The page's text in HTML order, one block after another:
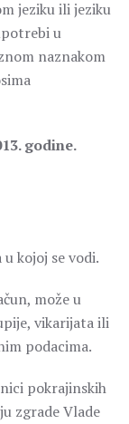
jeziku ili jeziku
u
naznakom
godine.
kojoj se vodi.
može u
vikarijata ili
podacima.
pokrajinskih
zgrade Vlade